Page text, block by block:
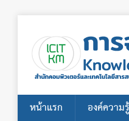
หน้าแรก องค์ความรู้